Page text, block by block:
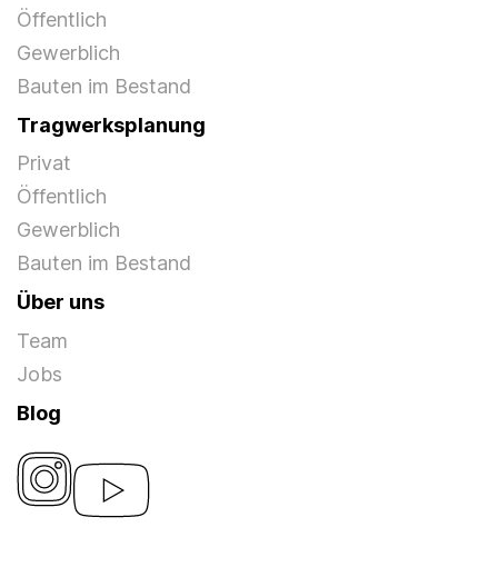
Öffentlich
Gewerblich
Bauten im Bestand
Tragwerksplanung
Privat
Öffentlich
Gewerblich
Bauten im Bestand
Über uns
Team
Jobs
Blog